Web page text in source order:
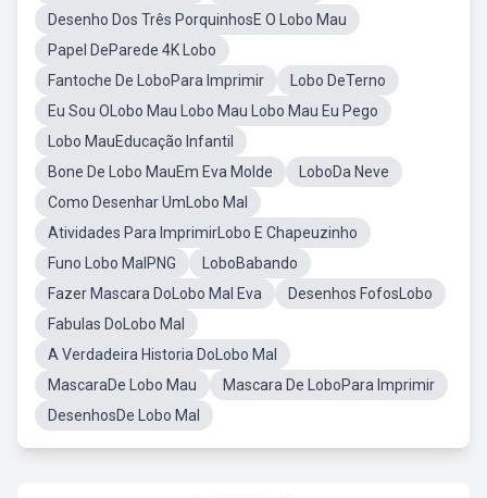
Desenho Dos Três PorquinhosE O Lobo Mau
Papel DeParede 4K Lobo
Fantoche De LoboPara Imprimir
Lobo DeTerno
Eu Sou OLobo Mau Lobo Mau Lobo Mau Eu Pego
Lobo MauEducação Infantil
Bone De Lobo MauEm Eva Molde
LoboDa Neve
Como Desenhar UmLobo Mal
Atividades Para ImprimirLobo E Chapeuzinho
Funo Lobo MalPNG
LoboBabando
Fazer Mascara DoLobo Mal Eva
Desenhos FofosLobo
Fabulas DoLobo Mal
A Verdadeira Historia DoLobo Mal
MascaraDe Lobo Mau
Mascara De LoboPara Imprimir
DesenhosDe Lobo Mal